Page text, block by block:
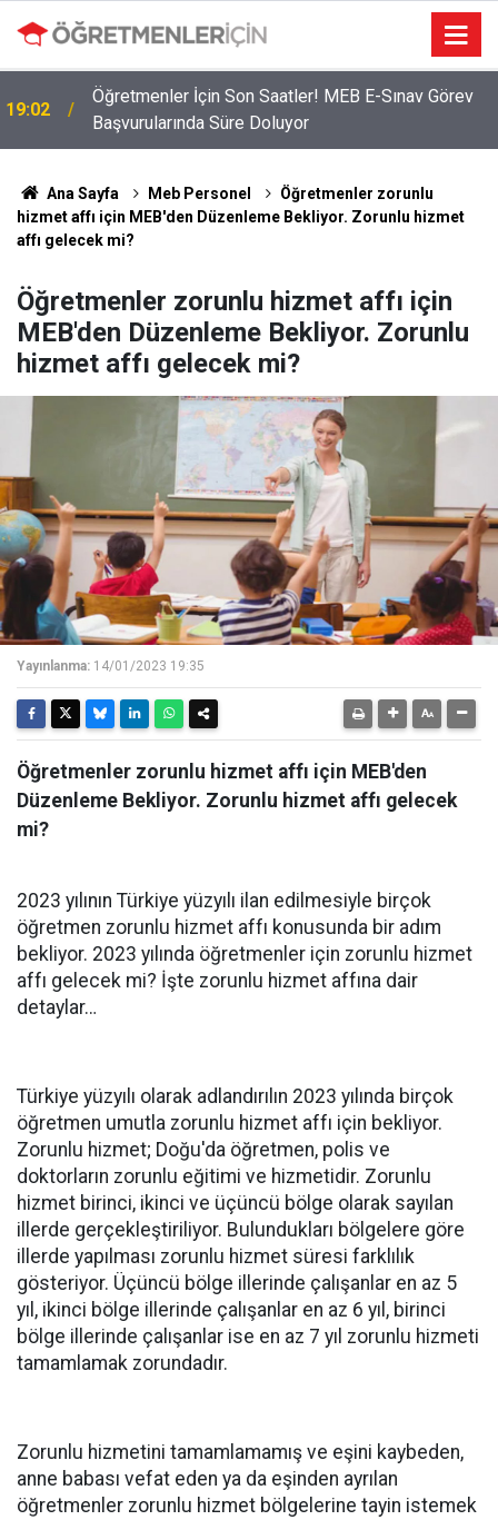
19:02
Öğretmenler İçin Son Saatler! MEB E-Sınav Görev
Başvurularında Süre Doluyor
Ana Sayfa Meb Personel
Öğretmenler zorunlu
hizmet affı için MEB'den Düzenleme Bekliyor. Zorunlu hizmet
affı gelecek mi?
Öğretmenler zorunlu hizmet affı için
MEB'den Düzenleme Bekliyor. Zorunlu
hizmet affı gelecek mi?
Yayınlanma: 14/01/2023 19:35
Öğretmenler zorunlu hizmet affı için MEB'den
Düzenleme Bekliyor. Zorunlu hizmet affı gelecek
mi?
2023 yılının Türkiye yüzyılı ilan edilmesiyle birçok
öğretmen zorunlu hizmet affı konusunda bir adım
bekliyor. 2023 yılında öğretmenler için zorunlu hizmet
affı gelecek mi? İşte zorunlu hizmet affına dair
detaylar…
Türkiye yüzyılı olarak adlandırılın 2023 yılında birçok
öğretmen umutla zorunlu hizmet affı için bekliyor.
Zorunlu hizmet; Doğu'da öğretmen, polis ve
doktorların zorunlu eğitimi ve hizmetidir. Zorunlu
hizmet birinci, ikinci ve üçüncü bölge olarak sayılan
illerde gerçekleştiriliyor. Bulundukları bölgelere göre
illerde yapılması zorunlu hizmet süresi farklılık
gösteriyor. Üçüncü bölge illerinde çalışanlar en az 5
yıl, ikinci bölge illerinde çalışanlar en az 6 yıl, birinci
bölge illerinde çalışanlar ise en az 7 yıl zorunlu hizmeti
tamamlamak zorundadır.
Zorunlu hizmetini tamamlamamış ve eşini kaybeden,
anne babası vefat eden ya da eşinden ayrılan
öğretmenler zorunlu hizmet bölgelerine tayin istemek